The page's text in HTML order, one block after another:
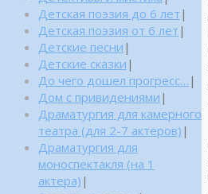
Детская поэзия до 6 лет |
Детская поэзия от 6 лет |
Детские песни |
Детские сказки |
До чего дошел прогресс… |
Дом с привидениями |
Драматургия для камерного
театра (для 2-7 актеров) |
Драматургия для
моноспектакля (на 1
актера) |